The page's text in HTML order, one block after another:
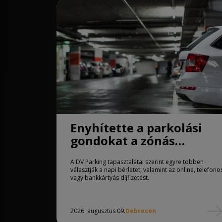
Enyhítette a parkolási
gondokat a zónás
rendszer Debrecenben
A DV Parking tapasztalatai szerint egyre többen
választják a napi bérletet, valamint az online,
vagy bankkártyás díjfizetést.
2026. augusztus 09.Debrecen